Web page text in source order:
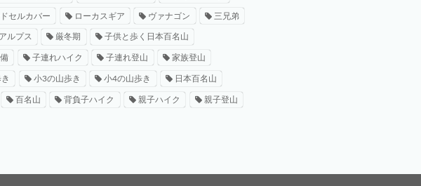
セルカバー ローカスギア ヴァナゴン 三兄弟
ルプス 厳冬期 子供と歩く日本百名山
子連れハイク 子連れ登山 家族登山
小3の山歩き 小4の山歩き 日本百名山
百名山 背負子ハイク 親子ハイク 親子登山